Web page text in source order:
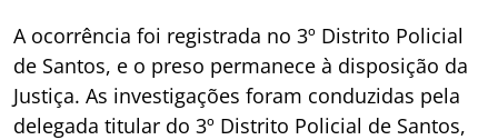
A ocorrência foi registrada no 3º Distrito Policial
de Santos, e o preso permanece à disposição da
Justiça. As investigações foram conduzidas pela
delegada titular do 3º Distrito Policial de Santos,